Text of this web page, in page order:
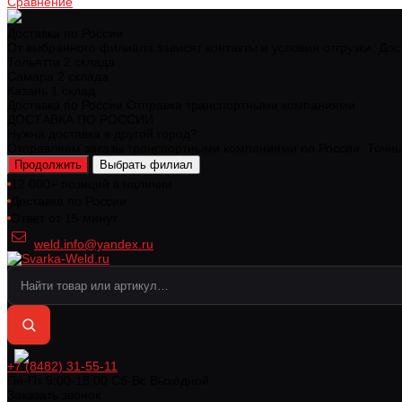
Продолжить Выбрать филиал
weld.info@yandex.ru
+7 (8482) 31-55-11